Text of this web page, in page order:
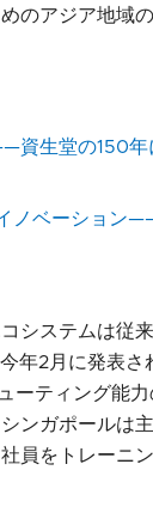
のアジア地域
資生堂の150
ノベーション
システムは従
年2月に発表さ
ーティング能
ンガポールは​
員をトレーニ